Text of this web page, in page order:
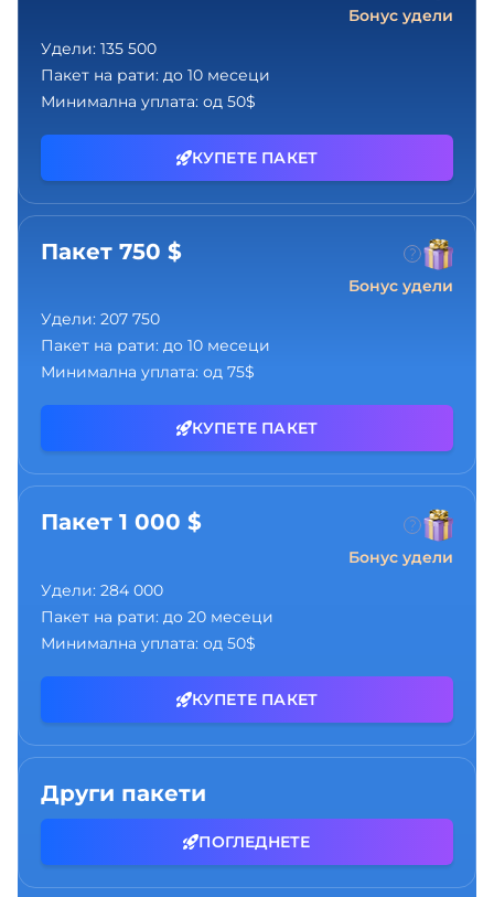
Бонус удели
Удели: 135 500
Пакет на рати: до 10 месеци
Минимална уплата: од 50$
КУПЕТЕ ПАКЕТ
Пакет 750 $
Бонус удели
Удели: 207 750
Пакет на рати: до 10 месеци
Минимална уплата: од 75$
КУПЕТЕ ПАКЕТ
Пакет 1 000 $
Бонус удели
Удели: 284 000
Пакет на рати: до 20 месеци
Минимална уплата: од 50$
КУПЕТЕ ПАКЕТ
Други пакети
ПОГЛЕДНЕТЕ